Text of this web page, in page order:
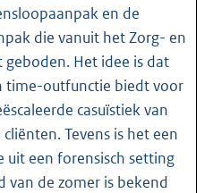
en de
die vanuit het Zorg- en
Het idee is dat
time-outfunctie biedt voor
casuïstiek van
Tevens is het een
uit een forensisch setting
van de zomer is bekend